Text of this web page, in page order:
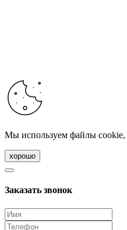
Мы используем файлы cookie,
хорошо
Заказать звонок